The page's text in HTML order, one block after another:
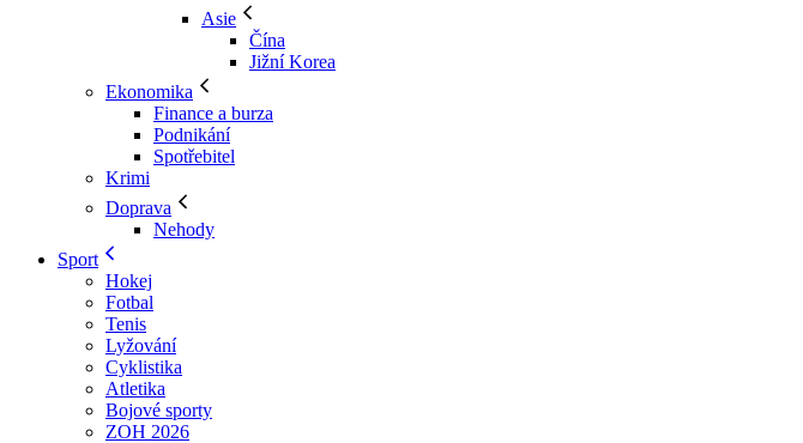
Asie
Čína
Jižní Korea
Ekonomika
Finance a burza
Podnikání
Spotřebitel
Krimi
Doprava
Nehody
Sport
Hokej
Fotbal
Tenis
Lyžování
Cyklistika
Atletika
Bojové sporty
ZOH 2026